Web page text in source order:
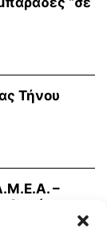
Τήνου
–
για